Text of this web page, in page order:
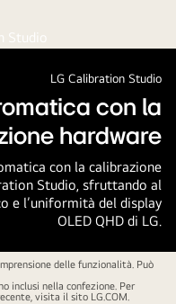
LG Calibration Studio
con la
hardware
con la calibrazione
Studio, sfruttando al
e l’uniformità del display
OLED QHD di LG.
delle funzionalità. Può
inclusi nella confezione. Per
visita il sito LG.COM.